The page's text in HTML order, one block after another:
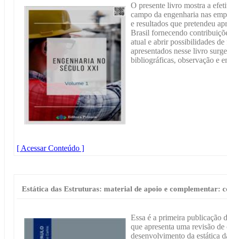
O presente livro mostra a
campo da engenharia nas
e resultados que pretendeu
Brasil fornecendo
atual e abrir possibilidades de
apresentados nesse livro
bibliográficas, observação e
[ Acessar Conteúdo ]
Estática das Estruturas: material de apoio e complementar:
Essa é a primeira publicação
que apresenta uma revisão
desenvolvimento da estática